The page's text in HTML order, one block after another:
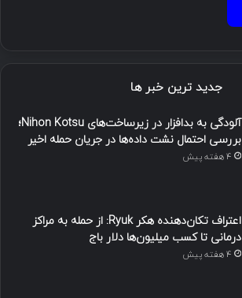
جدید ترین خبر ها
آلودگی به بدافزار در زیرساخت‌های Nihon Kotsu؛
بررسی احتمال نشت داده‌ها در جریان حمله اخیر
4 هفته پیش
اعتراف تکان‌دهنده هکر Ryuk: از حمله به مراکز
درمانی تا کسب میلیون‌ها دلار باج
4 هفته پیش